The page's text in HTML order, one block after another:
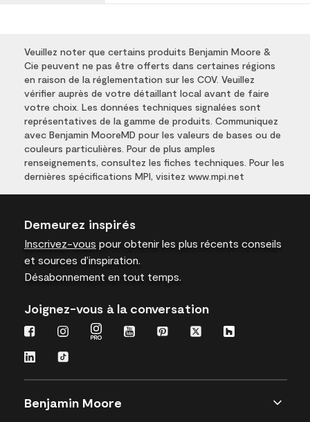
Veuillez noter que certains produits Benjamin Moore &
Cie peuvent ne pas être offerts dans certaines régions
en raison de la réglementation sur les COV. Veuillez
vérifier auprès de votre détaillant local avant de faire
votre choix. Les données techniques signalées sont
représentatives de la gamme de produits. Communiquez
avec Benjamin MooreMD pour les valeurs de bases ou de
couleurs particulières. Pour de plus amples
renseignements, consultez les fiches techniques. Pour les
dernières spécifications MPI, visitez www.mpi.net
Demeurez inspirés
Inscrivez-vous pour obtenir les plus récents conseils
et sources d’inspiration.
Désabonnement en tout temps.
Joignez-vous à la conversation
Benjamin Moore